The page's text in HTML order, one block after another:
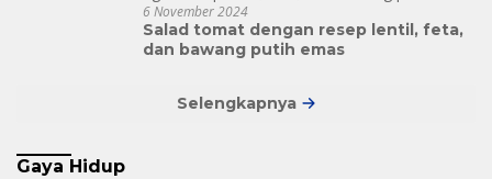
6 November 2024
Salad tomat dengan resep lentil, feta,
dan bawang putih emas
Selengkapnya
Gaya Hidup